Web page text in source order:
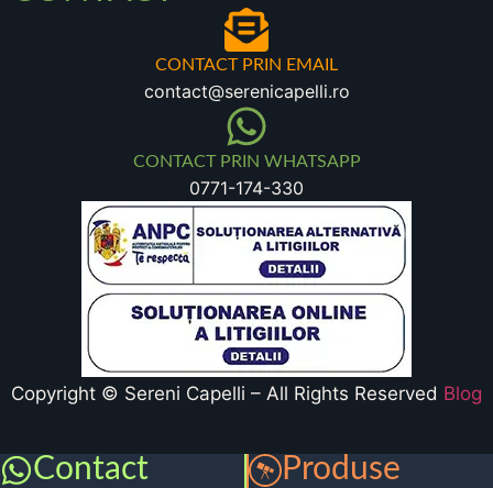
CONTACT PRIN EMAIL
contact@serenicapelli.ro
CONTACT PRIN WHATSAPP
0771-174-330
Copyright © Sereni Capelli – All Rights Reserved Blog
Contact Produse